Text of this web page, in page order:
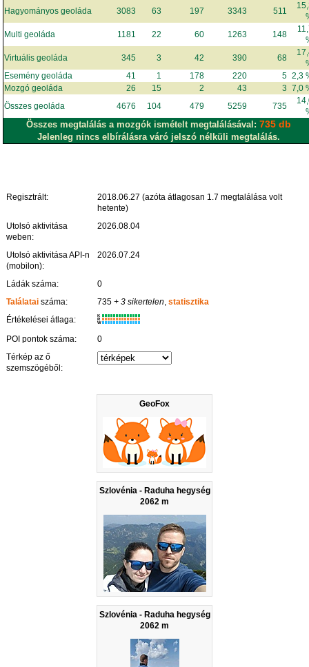
GeoFox
Szlovénia - Raduha hegység
2062 m
Szlovénia - Raduha hegység
2062 m
Hagyományos geoláda 3083 63 197 3343 511
Multi geoláda
1181 22 60 1263 148
Virtuális geoláda
345 3 42 390 68
Esemény geoláda
41 1 178 220 5 2,3
Mozgó geoláda
26 15 2 43 3
7,0
Összes geoláda
4676 104 479 5259 735
Összes megtalálás a mozgók ismételt megtalálásával:735 db
Jelenleg nincs elbírálásra váró jelszó nélküli megtalálás.
Regisztrált:
2018.06.27 (azóta átlagosan 1.7 megtalálása volt
hetente)
Utolsó aktivitása
weben:
2026.08.04
Utolsó aktivitása API-n
(mobilon):
2026.07.24
Ládák száma:
0
Találatai száma: 735 + 3 sikertelen,statisztika
Értékelései átlaga:
K
R
W
POI pontok száma:
0
Térkép az ő
szemszögéből: